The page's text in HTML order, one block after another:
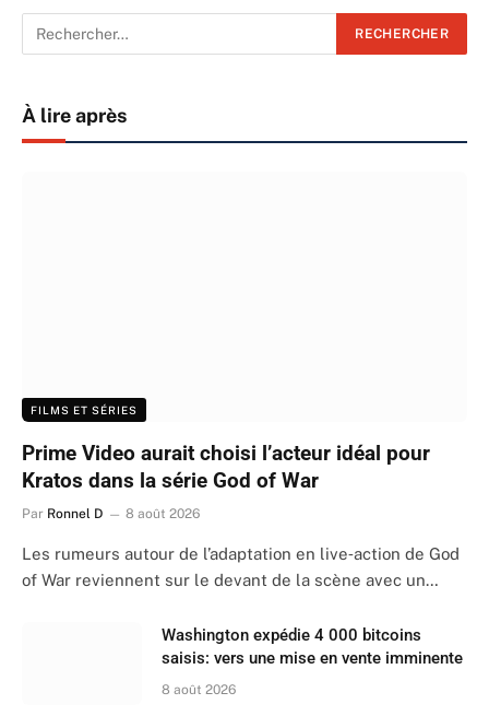
À lire après
FILMS ET SÉRIES
Prime Video aurait choisi l’acteur idéal pour
Kratos dans la série God of War
Par Ronnel D 8 août 2026
Les rumeurs autour de l’adaptation en live‑action de God
of War reviennent sur le devant de la scène avec un…
Washington expédie 4 000 bitcoins
saisis: vers une mise en vente imminente
8 août 2026